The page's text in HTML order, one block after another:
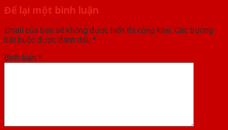
Để lại một bình luận
Email của bạn sẽ không được hiển thị công khai. Các trường
bắt buộc được đánh dấu *
Bình luận *